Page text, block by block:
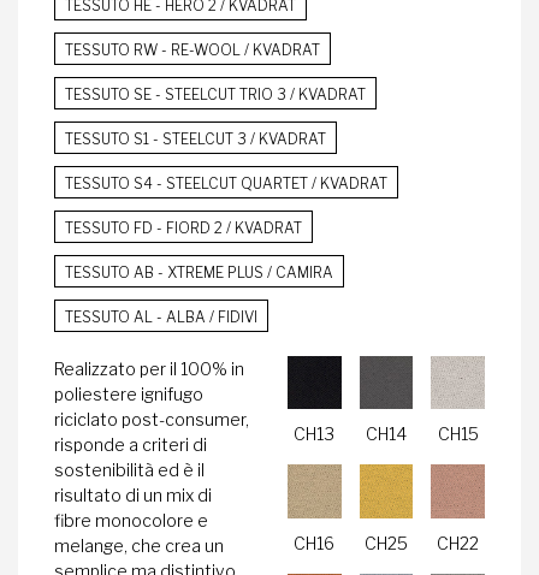
TESSUTO HE - HERO 2 / KVADRAT
TESSUTO RW - RE-WOOL / KVADRAT
TESSUTO SE - STEELCUT TRIO 3 / KVADRAT
TESSUTO S1 - STEELCUT 3 / KVADRAT
TESSUTO S4 - STEELCUT QUARTET / KVADRAT
TESSUTO FD - FIORD 2 / KVADRAT
TESSUTO AB - XTREME PLUS / CAMIRA
TESSUTO AL - ALBA / FIDIVI
Realizzato per il 100% in
poliestere ignifugo
riciclato post-consumer,
risponde a criteri di
sostenibilità ed è il
risultato di un mix di
fibre monocolore e
melange, che crea un
semplice ma distintivo
CH13 CH14 CH15
CH16 CH25 CH22